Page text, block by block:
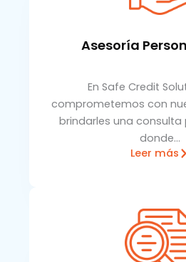
Asesoría
En Safe Credit
comprometemos con
brindarles una consulta
donde…
Leer más